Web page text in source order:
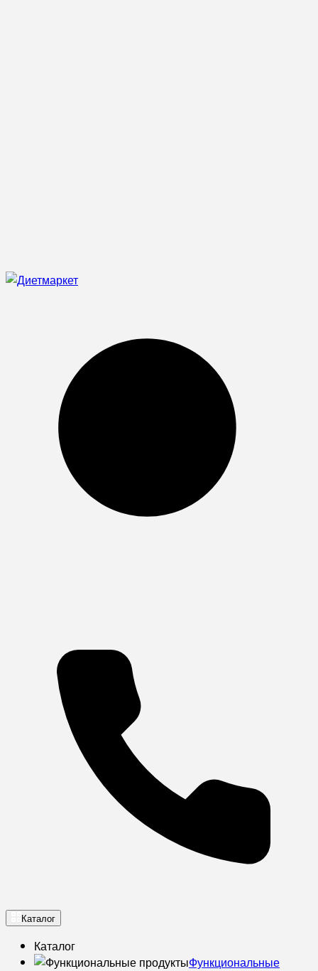
Каталог
Каталог
Функциональные